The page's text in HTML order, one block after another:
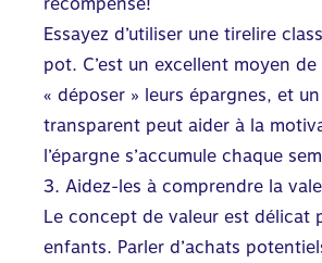
Essayez d’utiliser une tirelire
pot. C’est un excellent moyen
« déposer » leurs épargnes, et
transparent peut aider à la
l’épargne s’accumule chaque
3. Aidez-les à comprendre la
Le concept de valeur est délicat
enfants. Parler d’achats